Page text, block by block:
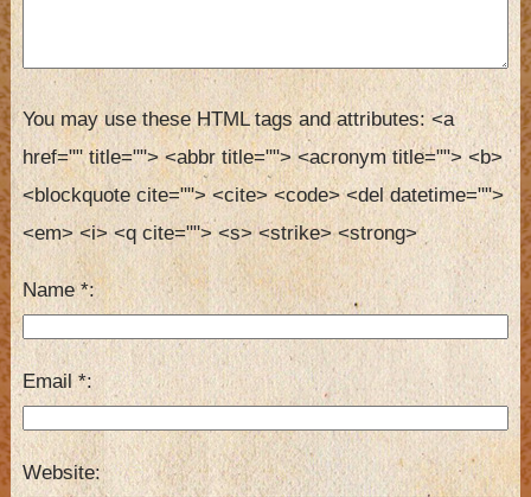
You may use these HTML tags and attributes:<a
href="" title=""> <abbr title=""> <acronym title=""> <b>
<blockquote cite=""> <cite> <code> <del datetime="">
<em> <i> <q cite=""> <s> <strike> <strong>
Name*
Email*
Website